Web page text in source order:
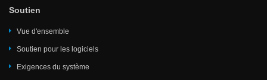
Soutien
Vue d'ensemble
Soutien pour les logiciels
Exigences du système